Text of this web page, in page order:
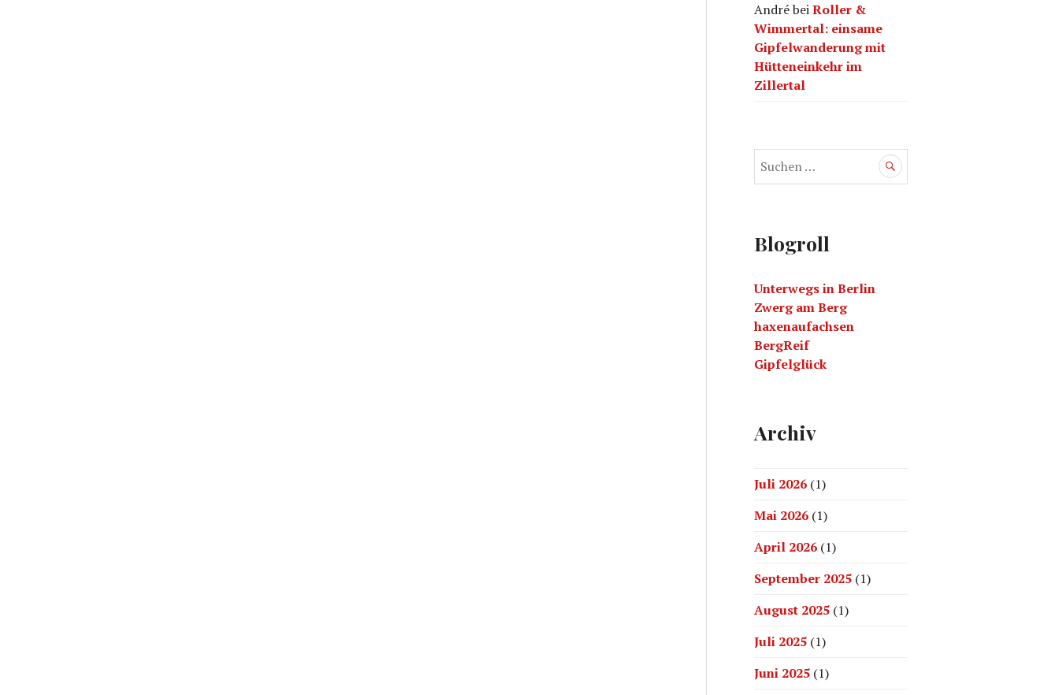
AndrébeiRoller &
Wimmertal: einsame
Gipfelwanderung mit
Hütteneinkehr im
Zillertal
n
c
h
:
Blogroll
Unterwegs in Berlin
Zwerg am Berg
haxenaufachsen
BergReif
Gipfelglück
Archiv
Juli 2026 (1)
Mai 2026 (1)
April 2026 (1)
September 2025 (1)
August 2025 (1)
Juli 2025 (1)
Juni 2025 (1)